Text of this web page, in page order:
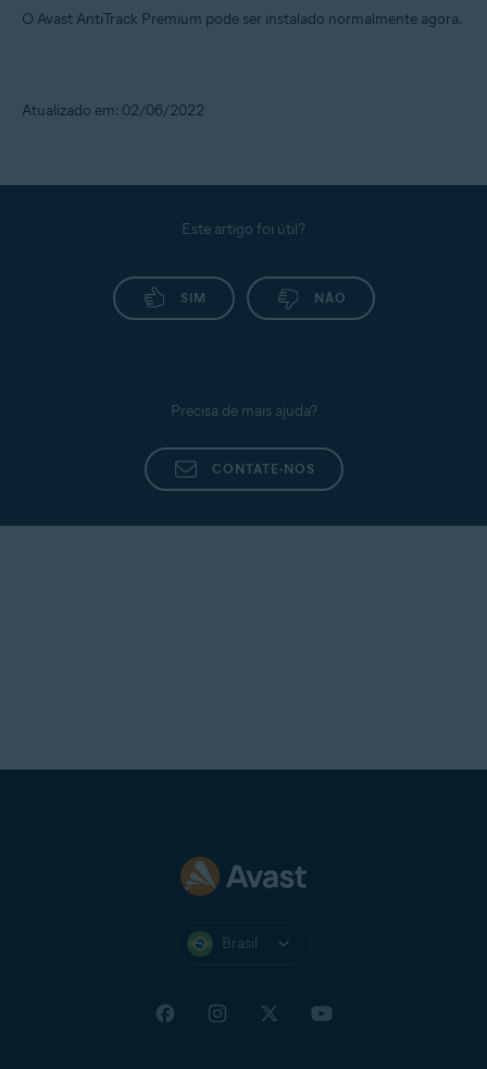
O Avast AntiTrack Premium pode ser instalado normalmente agora.
Atualizado em: 02/06/2022
Este artigo foi útil?
SIM NÃO
Precisa de mais ajuda?
CONTATE-NOS
Brasil